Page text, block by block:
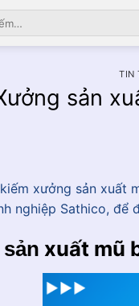
TIN
sản
xưởng sản xuất
nghiệp Sathico, để
sản xuất mũ